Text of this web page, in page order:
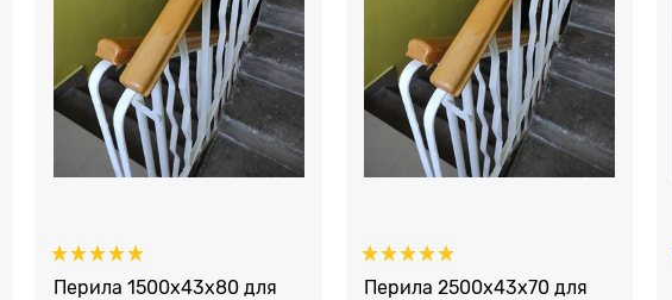
Перила 1500х43х80 для
Перила 2500х43х70 для